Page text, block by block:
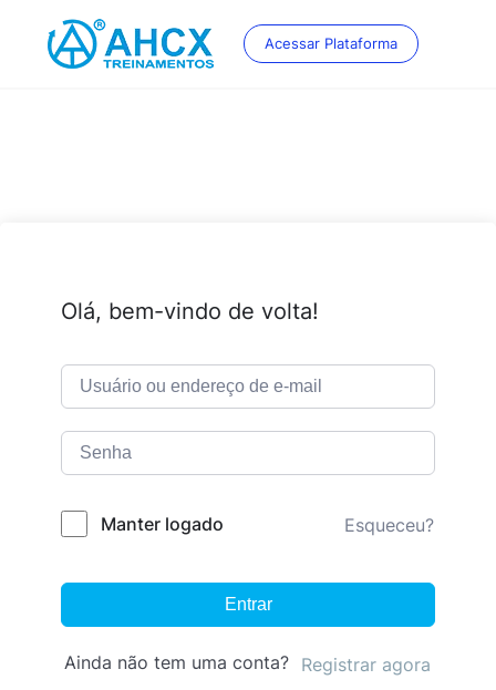
content
Acessar Plataforma
Olá, bem-vindo de volta!
Manter logado Esqueceu?
Entrar
Ainda não tem uma conta? Registrar agora